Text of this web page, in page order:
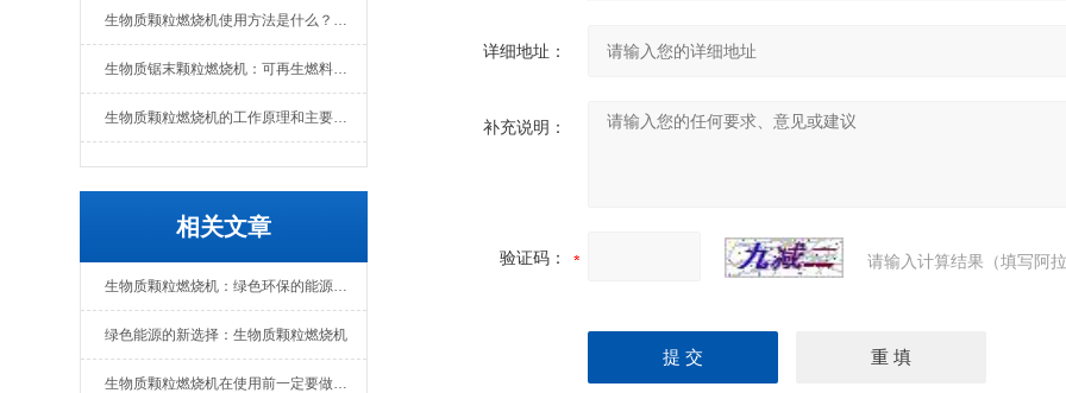
生物质颗粒燃烧机使用方法是什么？维护要点有哪些
生物质锯末颗粒燃烧机：可再生燃料的热能转换设备
生物质颗粒燃烧机的工作原理和主要组成部分
相关文章
生物质颗粒燃烧机：绿色环保的能源转化设备
绿色能源的新选择：生物质颗粒燃烧机
生物质颗粒燃烧机在使用前一定要做好准备工作
详细地址：
补充说明：
验证码： 请输入计算结果（填写阿